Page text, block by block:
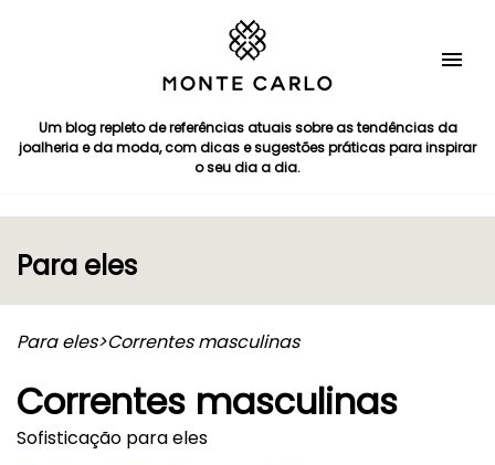
Um blog repleto de referências atuais sobre as tendências da
joalheria e da moda, com dicas e sugestões práticas para inspirar
o seu dia a dia.
Para eles
Para eles>Correntes masculinas
Correntes masculinas
Sofisticação para eles